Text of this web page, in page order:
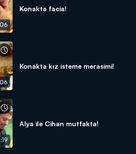
Konakta facia!
Konakta kız isteme merasimi!
Alya ile Cihan mutfakta!